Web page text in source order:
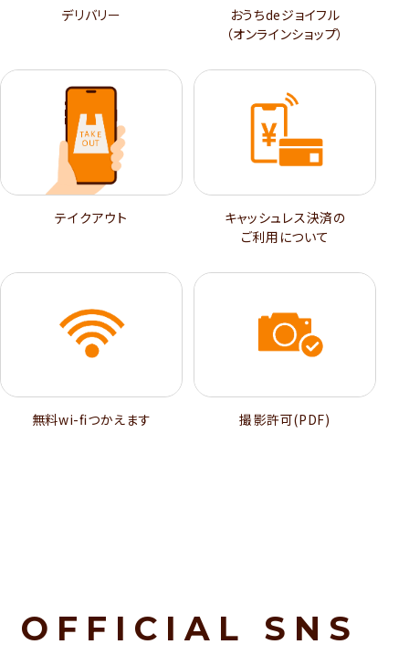
デリバリー
おうちdeジョイフル
（オンラインショップ）
テイクアウト
キャッシュレス決済の
ご利用について
無料wi-ﬁつかえます 撮影許可(PDF)
OFFICIAL SNS